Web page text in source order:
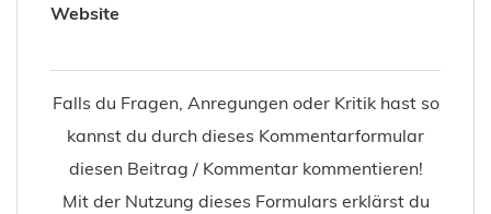
Website
Falls du Fragen, Anregungen oder Kritik hast so
kannst du durch dieses Kommentarformular
diesen Beitrag / Kommentar kommentieren!
Mit der Nutzung dieses Formulars erklärst du